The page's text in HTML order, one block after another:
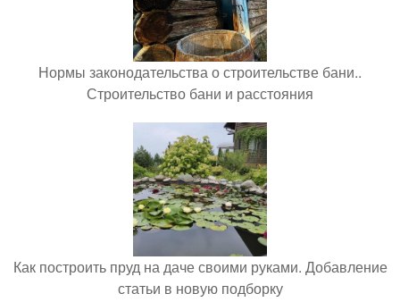
Нормы законодательства о строительстве бани..
Строительство бани и расстояния
Как построить пруд на даче своими руками. Добавление
статьи в новую подборку